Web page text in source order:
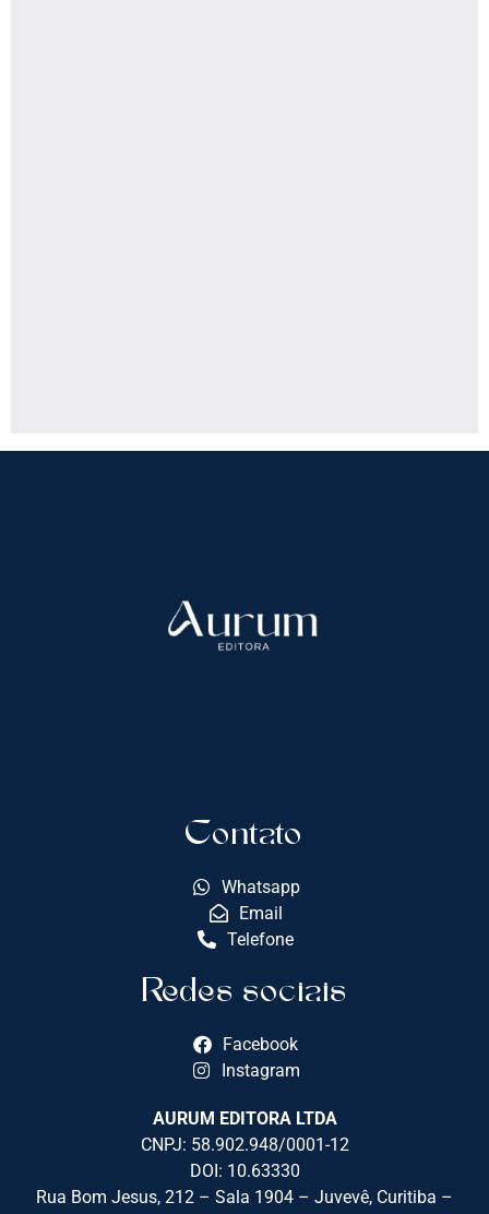
Contato
Whatsapp
Email
Telefone
Redes sociais
Facebook
Instagram
AURUM EDITORA LTDA
CNPJ: 58.902.948/0001-12
DOI: 10.63330
Rua Bom Jesus, 212 – Sala 1904 – Juvevê, Curitiba –